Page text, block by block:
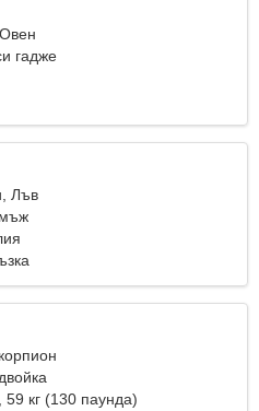
гадже
Лъв
кг (130 паунда)